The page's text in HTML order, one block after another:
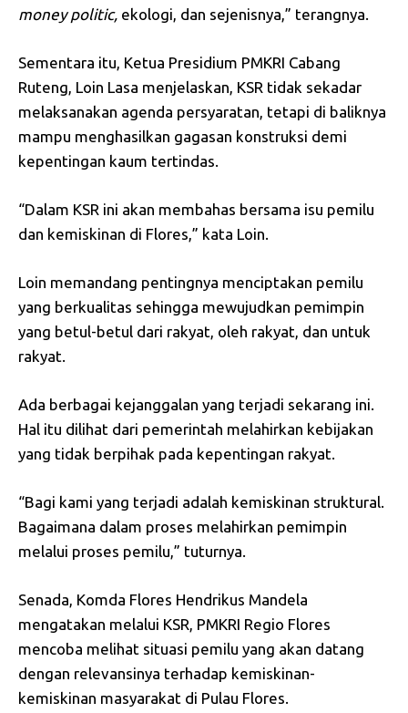
money politic, ekologi, dan sejenisnya,” terangnya.
Sementara itu, Ketua Presidium PMKRI Cabang
Ruteng, Loin Lasa menjelaskan, KSR tidak sekadar
melaksanakan agenda persyaratan, tetapi di baliknya
mampu menghasilkan gagasan konstruksi demi
kepentingan kaum tertindas.
“Dalam KSR ini akan membahas bersama isu pemilu
dan kemiskinan di Flores,” kata Loin.
Loin memandang pentingnya menciptakan pemilu
yang berkualitas sehingga mewujudkan pemimpin
yang betul-betul dari rakyat, oleh rakyat, dan untuk
rakyat.
Ada berbagai kejanggalan yang terjadi sekarang ini.
Hal itu dilihat dari pemerintah melahirkan kebijakan
yang tidak berpihak pada kepentingan rakyat.
“Bagi kami yang terjadi adalah kemiskinan struktural.
Bagaimana dalam proses melahirkan pemimpin
melalui proses pemilu,” tuturnya.
Senada, Komda Flores Hendrikus Mandela
mengatakan melalui KSR, PMKRI Regio Flores
mencoba melihat situasi pemilu yang akan datang
dengan relevansinya terhadap kemiskinan-
kemiskinan masyarakat di Pulau Flores.